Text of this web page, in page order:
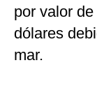
por valor
dólares
mar.